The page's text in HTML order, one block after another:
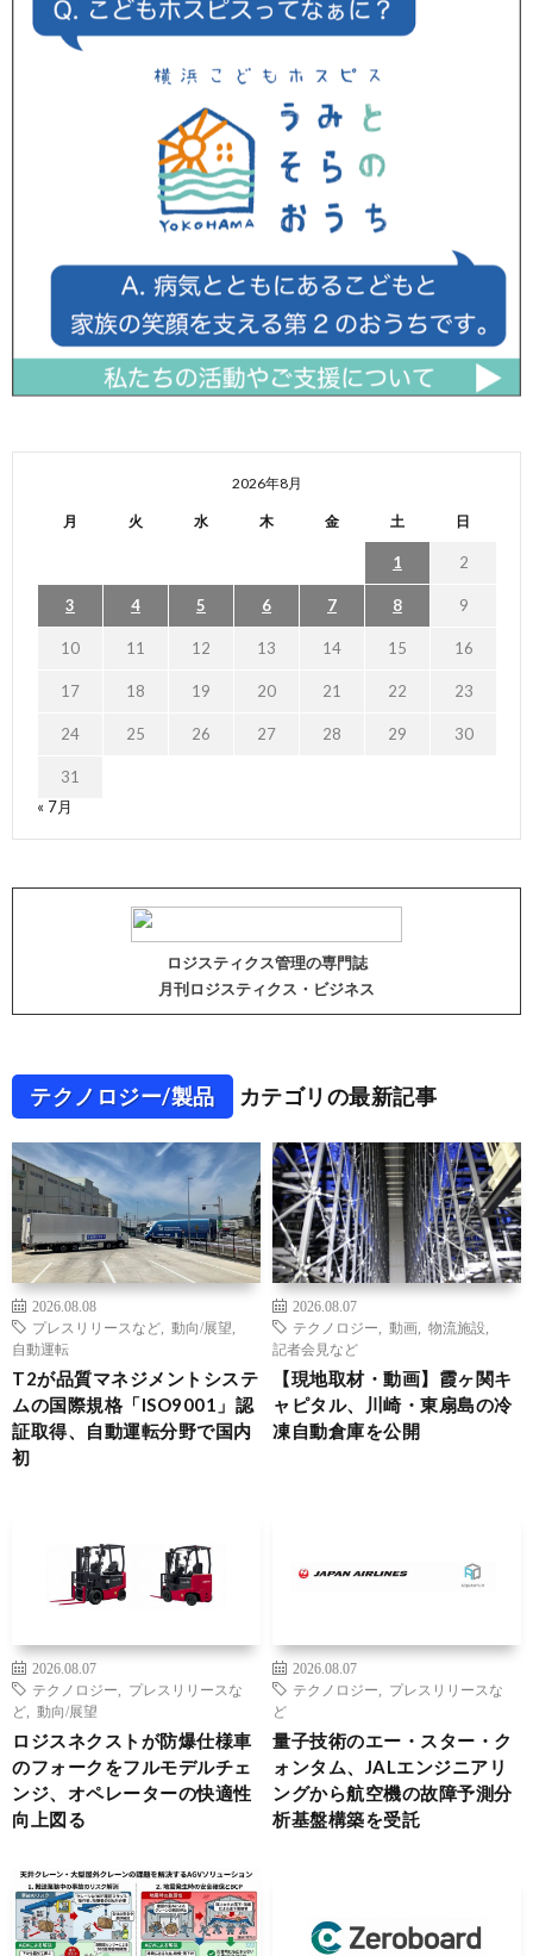
2026年8月
月 火 水 木 金 土 日
1 2
3 4 5 6 7 8 9
10 11 12 13 14 15 16
17 18 19 20 21 22 23
24 25 26 27 28 29 30
31
« 7月
ロジスティクス管理の専門誌
月刊ロジスティクス・ビジネス
テクノロジー/製品 カテゴリの最新記事
2026.08.08
プレスリリースなど
動向/展望
自動運転
T2が品質マネジメントシステ
ムの国際規格「ISO9001」認
証取得、自動運転分野で国内
初
2026.08.07
テクノロジー
動画 物流施設
記者会見など
【現地取材・動画】霞ヶ関キ
ャピタル、川崎・東扇島の冷
凍自動倉庫を公開
2026.08.07
テクノロジー
プレスリリースな
ど
動向/展望
ロジスネクストが防爆仕様車
のフォークをフルモデルチェ
ンジ、オペレーターの快適性
向上図る
2026.08.07
テクノロジー
プレスリリースな
ど
量子技術のエー・スター・ク
ォンタム、JALエンジニアリ
ングから航空機の故障予測分
析基盤構築を受託